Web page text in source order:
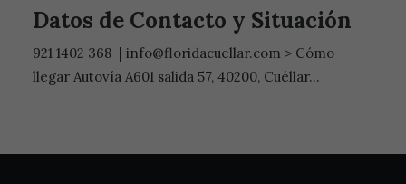
Datos de Contacto y Situación
921 1402 368 | info@floridacuellar.com > Cómo
llegar Autovía A601 salida 57, 40200, Cuéllar…